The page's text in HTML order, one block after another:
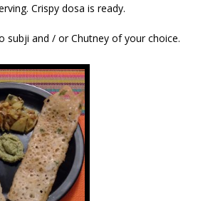
Crispy dosa is ready.
subji and / or Chutney of your choice.